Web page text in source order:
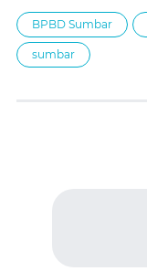
BPBD Sumbar
sumbar